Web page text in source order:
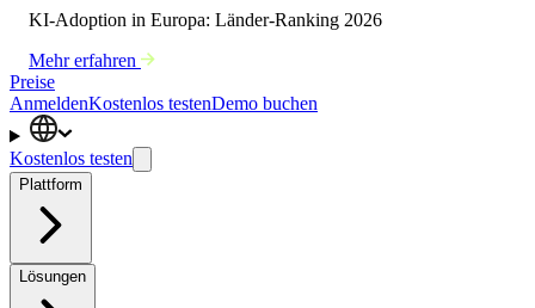
KI-Adoption in Europa: Länder-Ranking 2026
Mehr erfahren
Preise
AnmeldenKostenlos testenDemo buchen
Kostenlos testen
Plattform
Lösungen